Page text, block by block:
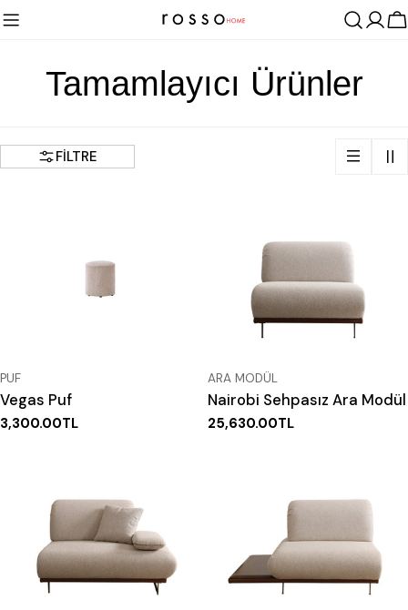
İçeriğe
atla
T
p
k
:
Tamamlayıcı Ürünler
FILTRE
TIP:
PUF
Vegas Puf
Normal
3,300.00TL
TIP:
ARA MODÜL
Nairobi Sehpasız Ara Modül
Normal
25,630.00TL